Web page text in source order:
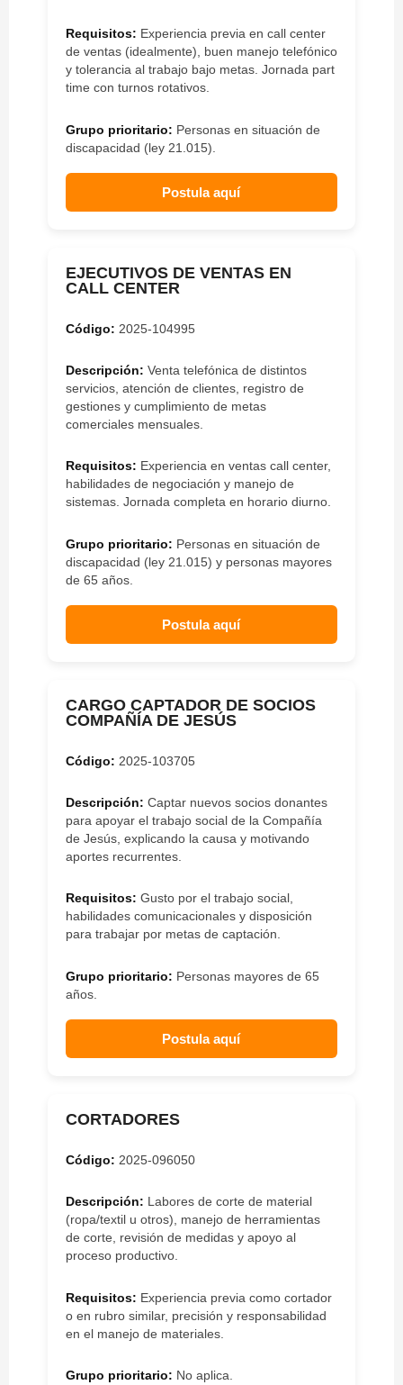
Requisitos: Experiencia previa en call center
de ventas (idealmente), buen manejo telefónico
y tolerancia al trabajo bajo metas. Jornada part
time con turnos rotativos.
Grupo prioritario: Personas en situación de
discapacidad (ley 21.015).
Postula aquí
EJECUTIVOS DE VENTAS EN
CALL CENTER
Código: 2025-104995
Descripción: Venta telefónica de distintos
servicios, atención de clientes, registro de
gestiones y cumplimiento de metas
comerciales mensuales.
Requisitos: Experiencia en ventas call center,
habilidades de negociación y manejo de
sistemas. Jornada completa en horario diurno.
Grupo prioritario: Personas en situación de
discapacidad (ley 21.015) y personas mayores
de 65 años.
Postula aquí
CARGO CAPTADOR DE SOCIOS
COMPAÑÍA DE JESÚS
Código: 2025-103705
Descripción: Captar nuevos socios donantes
para apoyar el trabajo social de la Compañía
de Jesús, explicando la causa y motivando
aportes recurrentes.
Requisitos: Gusto por el trabajo social,
habilidades comunicacionales y disposición
para trabajar por metas de captación.
Grupo prioritario: Personas mayores de 65
años.
Postula aquí
CORTADORES
Código: 2025-096050
Descripción: Labores de corte de material
(ropa/textil u otros), manejo de herramientas
de corte, revisión de medidas y apoyo al
proceso productivo.
Requisitos: Experiencia previa como cortador
o en rubro similar, precisión y responsabilidad
en el manejo de materiales.
Grupo prioritario: No aplica.